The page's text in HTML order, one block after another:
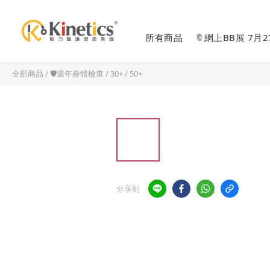
所有商品 🔖網上BB展 7月
全部商品 / 🛡️週年身體檢查 / 30+ / 50+
分享到